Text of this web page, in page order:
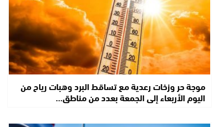
موجة حر وزخات رعدية مع تساقط البرد وهبات رياح من
اليوم الأربعاء إلى الجمعة بعدد من مناطق…